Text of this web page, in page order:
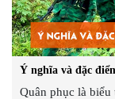
Ý nghĩa và đặc
Quân phục là